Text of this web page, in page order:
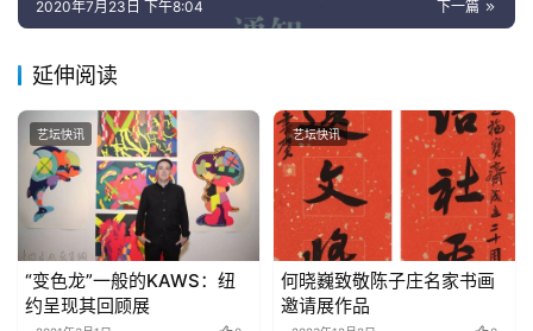
下一篇
2020年7月23日 下午8:04
延伸阅读
艺坛快讯
“变色龙”一般的KAWS：纽
约呈现其回顾展
艺坛快讯
何晓巍致敬陈子庄名家书画
邀请展作品